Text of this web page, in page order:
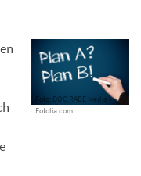
Foto: DOC RABE Media -
Fotolia.com